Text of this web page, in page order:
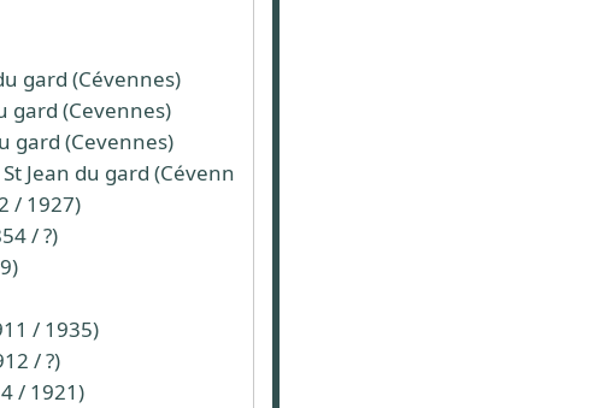
gard (Cévennes)
gard (Cevennes)
gard (Cevennes)
Jean du gard (Cévennes)
/ 1927)
/ ?)
/ 1935)
/ ?)
/ 1921)